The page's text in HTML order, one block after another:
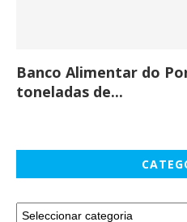
Banco Alimentar do
toneladas de...